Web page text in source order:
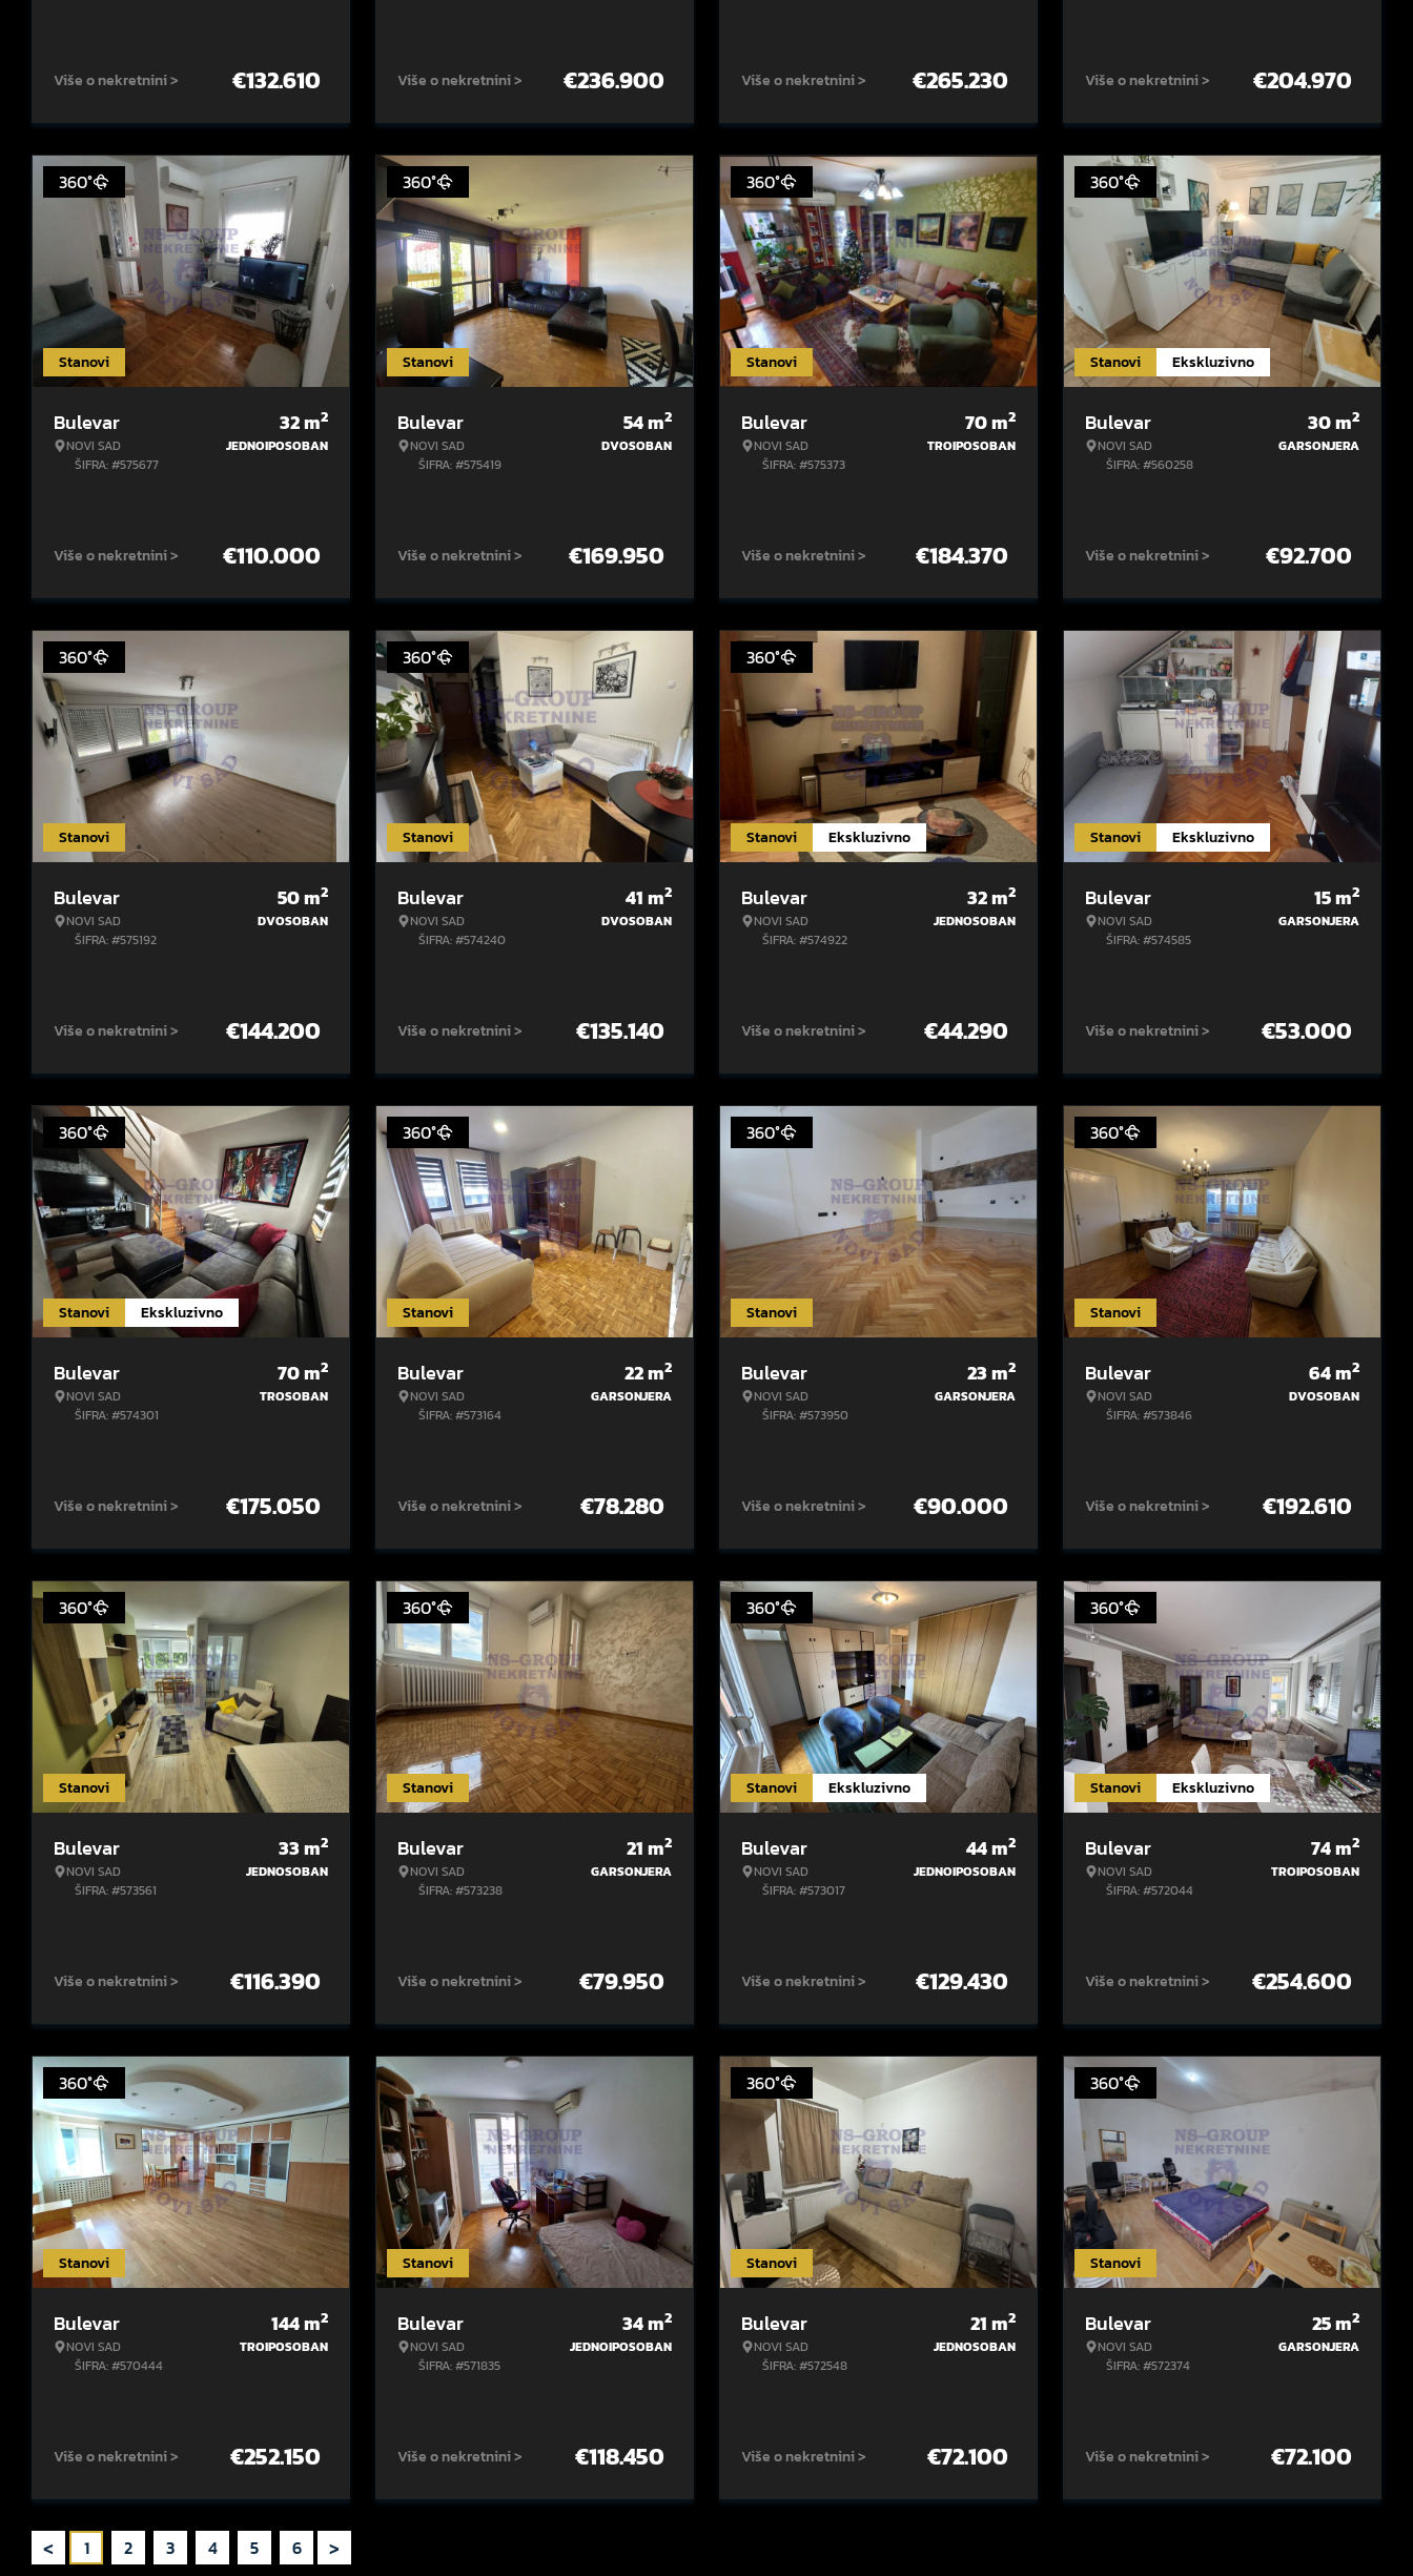
Više o nekretnini > €132.610 Više o nekretnini > €236.900 Više o nekretnini > €265.230 Više o nekretnini > €204.970
Stanovi
360°
Bulevar
NOVI SAD
ŠIFRA: #575677
32m2
JEDNOIPOSOBAN
Više o nekretnini > €110.000
Stanovi
360°
Bulevar
NOVI SAD
ŠIFRA: #575419
54m2
DVOSOBAN
Više o nekretnini > €169.950
Stanovi
360°
Bulevar
NOVI SAD
ŠIFRA: #575373
70m2
TROIPOSOBAN
Više o nekretnini > €184.370
Stanovi Ekskluzivno
360°
Bulevar
NOVI SAD
ŠIFRA: #560258
30m2
GARSONJERA
Više o nekretnini > €92.700
Stanovi
360°
Bulevar
NOVI SAD
ŠIFRA: #575192
50m2
DVOSOBAN
Više o nekretnini > €144.200
Stanovi
360°
Bulevar
NOVI SAD
ŠIFRA: #574240
41m2
DVOSOBAN
Više o nekretnini > €135.140
Stanovi Ekskluzivno
360°
Bulevar
NOVI SAD
ŠIFRA: #574922
32m2
JEDNOSOBAN
Više o nekretnini > €44.290
Stanovi Ekskluzivno
Bulevar
NOVI SAD
ŠIFRA: #574585
15m2
GARSONJERA
Više o nekretnini > €53.000
Stanovi Ekskluzivno
360°
Bulevar
NOVI SAD
ŠIFRA: #574301
70m2
TROSOBAN
Više o nekretnini > €175.050
Stanovi
360°
Bulevar
NOVI SAD
ŠIFRA: #573164
22m2
GARSONJERA
Više o nekretnini > €78.280
Stanovi
360°
Bulevar
NOVI SAD
ŠIFRA: #573950
23m2
GARSONJERA
Više o nekretnini > €90.000
Stanovi
360°
Bulevar
NOVI SAD
ŠIFRA: #573846
64m2
DVOSOBAN
Više o nekretnini > €192.610
Stanovi
360°
Bulevar
NOVI SAD
ŠIFRA: #573561
33m2
JEDNOSOBAN
Više o nekretnini > €116.390
Stanovi
360°
Bulevar
NOVI SAD
ŠIFRA: #573238
21m2
GARSONJERA
Više o nekretnini > €79.950
Stanovi Ekskluzivno
360°
Bulevar
NOVI SAD
ŠIFRA: #573017
44m2
JEDNOIPOSOBAN
Više o nekretnini > €129.430
Stanovi Ekskluzivno
360°
Bulevar
NOVI SAD
ŠIFRA: #572044
74m2
TROIPOSOBAN
Više o nekretnini > €254.600
Stanovi
360°
Bulevar
NOVI SAD
ŠIFRA: #570444
144m2
TROIPOSOBAN
Više o nekretnini > €252.150
Stanovi
Bulevar
NOVI SAD
ŠIFRA: #571835
34m2
JEDNOIPOSOBAN
Više o nekretnini > €118.450
Stanovi
360°
Bulevar
NOVI SAD
ŠIFRA: #572548
21m2
JEDNOSOBAN
Više o nekretnini > €72.100
Stanovi
360°
Bulevar
NOVI SAD
ŠIFRA: #572374
25m2
GARSONJERA
Više o nekretnini > €72.100
< 1 2 3 4 5 6 >